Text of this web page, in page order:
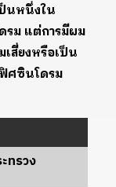
นหนึ่งใน
รม แต่การมีผม
เสี่ยงหรือเป็น
ศซินโดรม
ทรวง